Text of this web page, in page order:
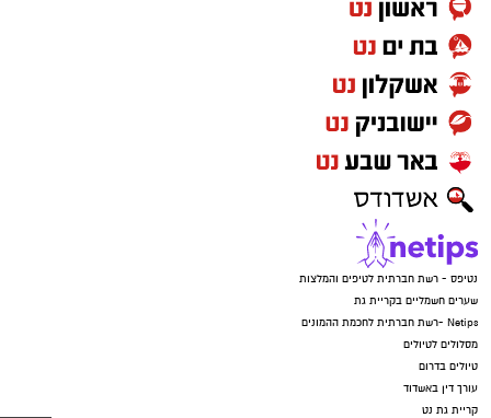
נטיפס - רשת חברתית לטיפים והמלצות
שערים חשמליים בקריית גת
Netips -רשת חברתית לחכמת ההמונים
מסלולים לטיולים
טיולים בדרום
עורך דין באשדוד
קריית גת נט